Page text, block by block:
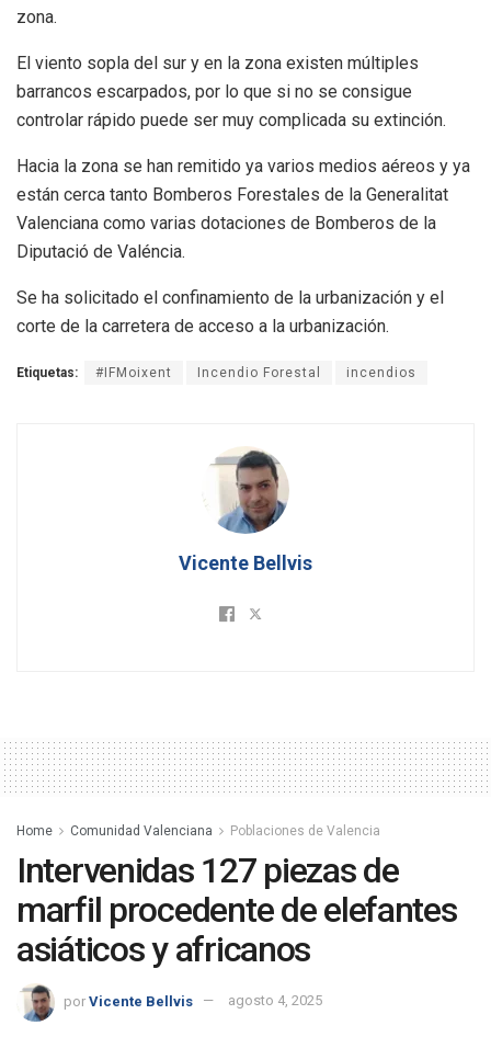
zona.
El viento sopla del sur y en la zona existen múltiples
barrancos escarpados, por lo que si no se consigue
controlar rápido puede ser muy complicada su extinción.
Hacia la zona se han remitido ya varios medios aéreos y ya
están cerca tanto Bomberos Forestales de la Generalitat
Valenciana como varias dotaciones de Bomberos de la
Diputació de Valéncia.
Se ha solicitado el confinamiento de la urbanización y el
corte de la carretera de acceso a la urbanización.
Etiquetas: #IFMoixent Incendio Forestal incendios
Vicente Bellvis
Home Comunidad Valenciana Poblaciones de Valencia
Intervenidas 127 piezas de
marfil procedente de elefantes
asiáticos y africanos
por Vicente Bellvis agosto 4, 2025